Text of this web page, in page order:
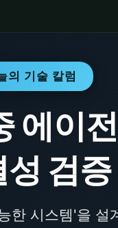
의 기술 칼럼
에이
검증
한 시스템'을 설